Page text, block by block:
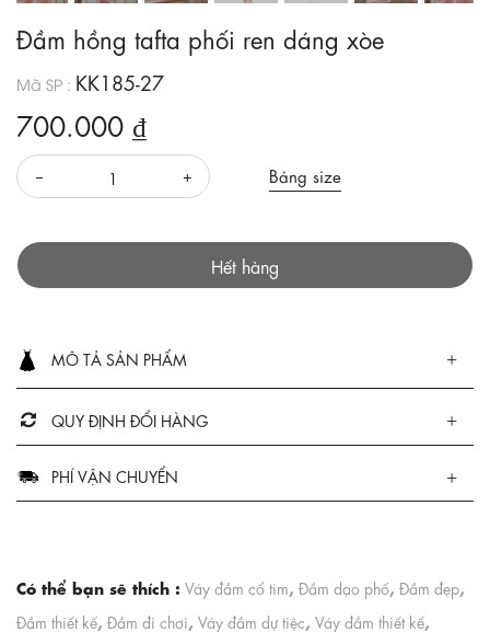
Đầm hồng tafta phối ren dáng xòe
Mã SP : KK185-27
700.000 ₫
Bảng size
Hết hàng
MÔ TẢ SẢN PHẨM
QUY ĐỊNH ĐỔI HÀNG
PHÍ VẬN CHUYỂN
Có thể bạn sẽ thích : Váy đầm cổ tim, Đầm dạo phố, Đầm đẹp,
Đầm thiết kế, Đầm đi chơi, Váy đầm dự tiệc, Váy đầm thiết kế,